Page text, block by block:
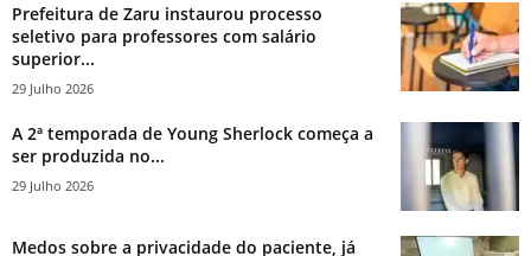
Prefeitura de Zaru instaurou processo
seletivo para professores com salário
superior...
29 Julho 2026
A 2ª temporada de Young Sherlock começa a
ser produzida no...
29 Julho 2026
Medos sobre a privacidade do paciente, já